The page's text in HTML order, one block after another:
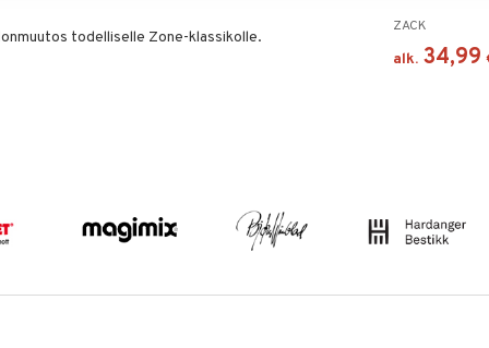
todelliselle Zone-klassikolle.
ZACK
alk. 34,99